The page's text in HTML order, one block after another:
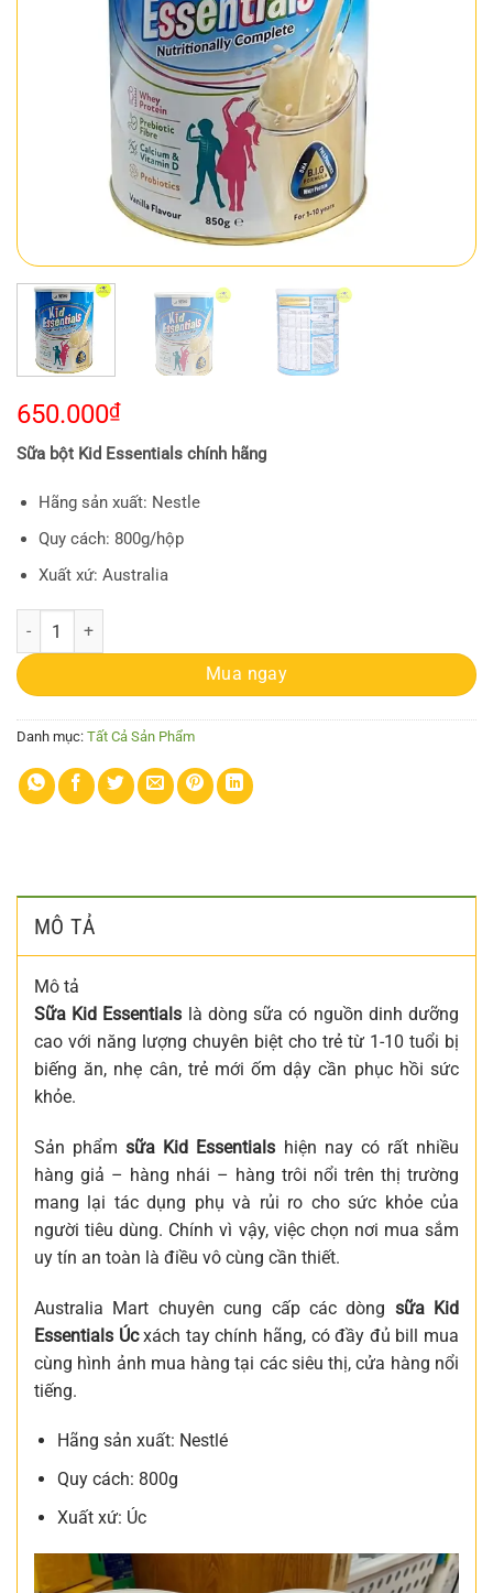
650.000₫
Sữa bột Kid Essentials chính hãng
Hãng sản xuất: Nestle
Quy cách: 800g/hộp
Xuất xứ: Australia
Sữa bột Kid Essential mẫu mới số lượng
Mua ngay
Danh mục: Tất Cả Sản Phẩm
MÔ TẢ
Mô tả
Sữa Kid Essentials là dòng sữa có nguồn dinh dưỡng
cao với năng lượng chuyên biệt cho trẻ từ 1-10 tuổi bị
biếng ăn, nhẹ cân, trẻ mới ốm dậy cần phục hồi sức
khỏe.
Sản phẩmsữa Kid Essentials hiện nay có rất nhiều
hàng giả – hàng nhái – hàng trôi nổi trên thị trường
mang lại tác dụng phụ và rủi ro cho sức khỏe của
người tiêu dùng. Chính vì vậy, việc chọn nơi mua sắm
uy tín an toàn là điều vô cùng cần thiết.
Australia Mart chuyên cung cấp các dòng sữa Kid
Essentials Úcxách tay chính hãng, có đầy đủ bill mua
cùng hình ảnh mua hàng tại các siêu thị, cửa hàng nổi
tiếng.
Hãng sản xuất: Nestlé
Quy cách: 800g
Xuất xứ: Úc